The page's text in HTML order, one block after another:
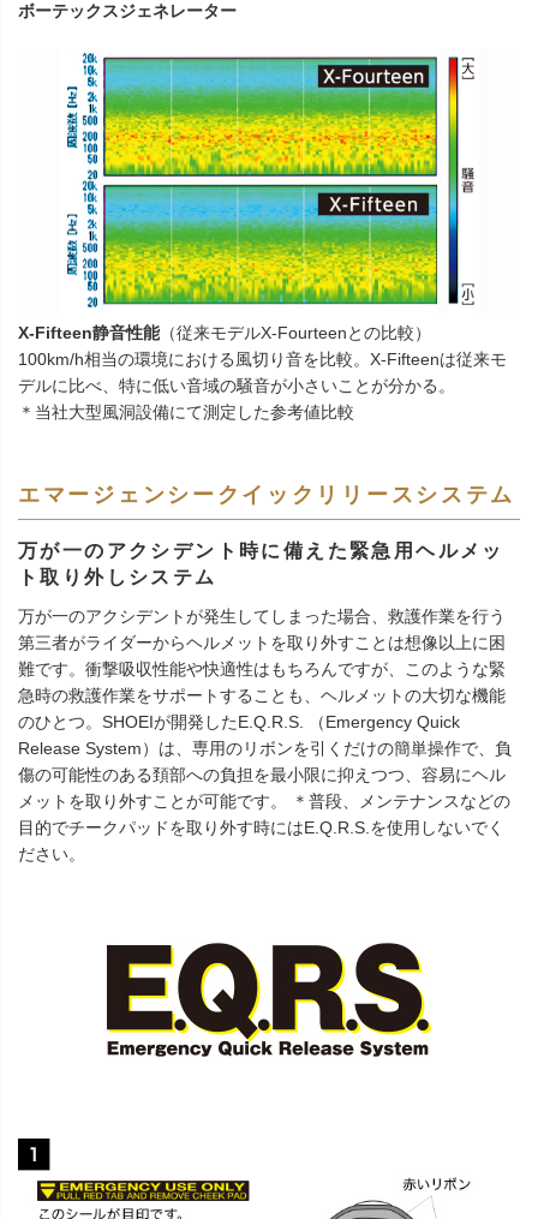
ボーテックスジェネレーター
X-Fifteen静音性能（従来モデルX-Fourteenとの比較）
100km/h相当の環境における風切り音を比較。X-Fifteenは従来モ
デルに比べ、特に低い音域の騒音が小さいことが分かる。
＊当社大型風洞設備にて測定した参考値比較
エマージェンシークイックリリースシステム
万が一のアクシデント時に備えた緊急用ヘルメッ
ト取り外しシステム
万が一のアクシデントが発生してしまった場合、救護作業を行う
第三者がライダーからヘルメットを取り外すことは想像以上に困
難です。衝撃吸収性能や快適性はもちろんですが、このような緊
急時の救護作業をサポートすることも、ヘルメットの大切な機能
のひとつ。SHOEIが開発したE.Q.R.S. （Emergency Quick
Release System）は、専用のリボンを引くだけの簡単操作で、負
傷の可能性のある頚部への負担を最小限に抑えつつ、容易にヘル
メットを取り外すことが可能です。 ＊普段、メンテナンスなどの
目的でチークパッドを取り外す時にはE.Q.R.S.を使用しないでく
ださい。